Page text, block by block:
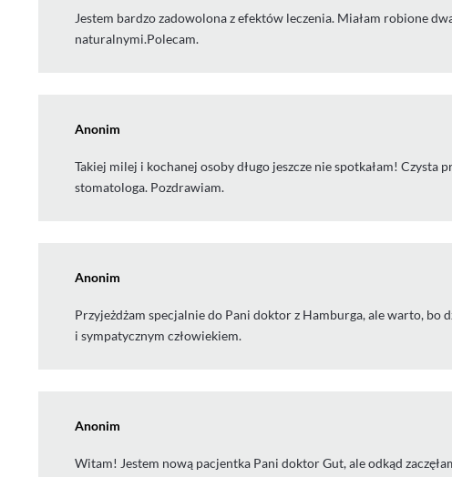
Jestem bardzo zadowolona z efektów leczenia. Miałam robione
naturalnymi.Polecam.
Anonim
Takiej milej i kochanej osoby długo jeszcze nie spotkałam!
stomatologa. Pozdrawiam.
Anonim
Przyjeżdżam specjalnie do Pani doktor z Hamburga, ale warto, bo
i sympatycznym człowiekiem.
Anonim
Witam! Jestem nową pacjentka Pani doktor Gut, ale odkąd